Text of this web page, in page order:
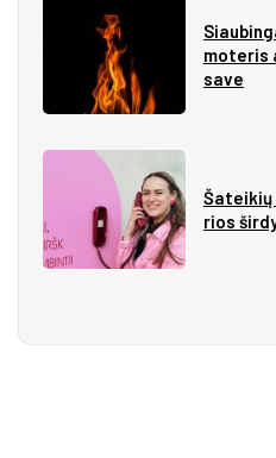
mo­te­ris
sa­ve
Ša­tei­kių
rios